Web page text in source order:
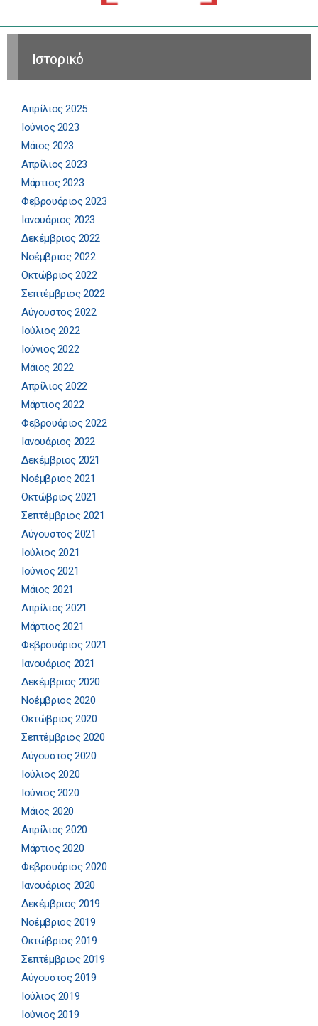
Ιστορικό
Απρίλιος 2025
Ιούνιος 2023
Μάιος 2023
Απρίλιος 2023
Μάρτιος 2023
Φεβρουάριος 2023
Ιανουάριος 2023
Δεκέμβριος 2022
Νοέμβριος 2022
Οκτώβριος 2022
Σεπτέμβριος 2022
Αύγουστος 2022
Ιούλιος 2022
Ιούνιος 2022
Μάιος 2022
Απρίλιος 2022
Μάρτιος 2022
Φεβρουάριος 2022
Ιανουάριος 2022
Δεκέμβριος 2021
Νοέμβριος 2021
Οκτώβριος 2021
Σεπτέμβριος 2021
Αύγουστος 2021
Ιούλιος 2021
Ιούνιος 2021
Μάιος 2021
Απρίλιος 2021
Μάρτιος 2021
Φεβρουάριος 2021
Ιανουάριος 2021
Δεκέμβριος 2020
Νοέμβριος 2020
Οκτώβριος 2020
Σεπτέμβριος 2020
Αύγουστος 2020
Ιούλιος 2020
Ιούνιος 2020
Μάιος 2020
Απρίλιος 2020
Μάρτιος 2020
Φεβρουάριος 2020
Ιανουάριος 2020
Δεκέμβριος 2019
Νοέμβριος 2019
Οκτώβριος 2019
Σεπτέμβριος 2019
Αύγουστος 2019
Ιούλιος 2019
Ιούνιος 2019